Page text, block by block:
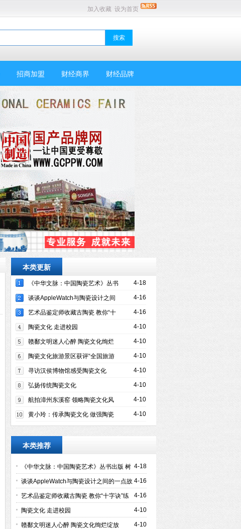
加入收藏 设为首页
招商加盟 财经商界 财经品牌
本类更新
4-18
《中华文脉：中国陶瓷艺术》丛书
出版 树立陶瓷文化专著新标杆 4-16
谈谈AppleWatch与陶瓷设计之间
的一点故事 4-16
艺术品鉴定师收藏古陶瓷 教你“十
字诀”练就慧眼 4-10
陶瓷文化 走进校园
4-10
赣鄱文明迷人心醉 陶瓷文化绚烂
绽放 4-10
陶瓷文化旅游景区获评“全国旅游
标准化示范单位” 4-10
寻访汉侯博物馆感受陶瓷文化
4-10
弘扬传统陶瓷文化
4-10
航拍漳州东溪窑 领略陶瓷文化风
采 4-10
黄小玲：传承陶瓷文化 做强陶瓷
产业
本类推荐
4-18
《中华文脉：中国陶瓷艺术》丛书出版 树
立陶瓷文化专著新标杆 4-16
谈谈AppleWatch与陶瓷设计之间的一点故
事 4-16
艺术品鉴定师收藏古陶瓷 教你“十字诀”练
就慧眼 4-10
陶瓷文化 走进校园
4-10
赣鄱文明迷人心醉 陶瓷文化绚烂绽放